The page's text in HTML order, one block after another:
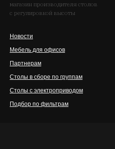
магазин производителя столов
с регулировкой высоты
Новости
Мебель для офисов
Партнерам
Столы в сборе по группам
Столы с электроприводом
Подбор по фильтрам